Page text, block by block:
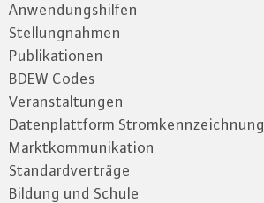
Anwendungshilfen
Stellungnahmen
Publikationen
BDEW Codes
Veranstaltungen
Datenplattform Stromkennzeichnung
Marktkommunikation
Standardverträge
Bildung und Schule